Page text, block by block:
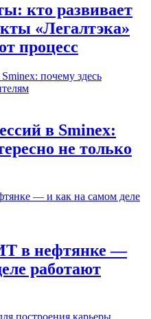
кто развивает
«Легалтэка»
процесс
в Sminex:
не только
в нефтянке —
работают